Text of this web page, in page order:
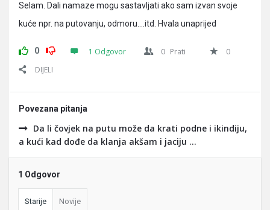
Selam. Dali namaze mogu sastavljati ako sam izvan svoje
kuće npr. na putovanju, odmoru….itd. Hvala unaprijed
0 1 Odgovor 0 Prati
0
DIJELI
Povezana pitanja
Da li čovjek na putu može da krati podne i ikindiju,
a kući kad dođe da klanja akšam i jaciju ...
1 Odgovor
Starije Novije